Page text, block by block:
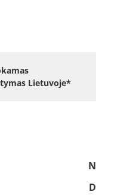
Lietuvoje*
N
D